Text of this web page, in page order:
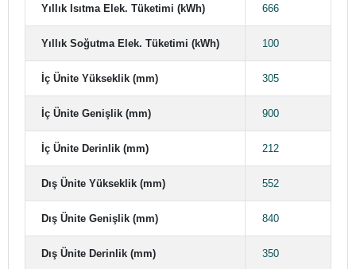
Yıllık Isıtma Elek. Tüketimi (kWh) 666
Yıllık Soğutma Elek. Tüketimi (kWh) 100
İç Ünite Yükseklik (mm) 305
İç Ünite Genişlik (mm) 900
İç Ünite Derinlik (mm) 212
Dış Ünite Yükseklik (mm) 552
Dış Ünite Genişlik (mm) 840
Dış Ünite Derinlik (mm) 350